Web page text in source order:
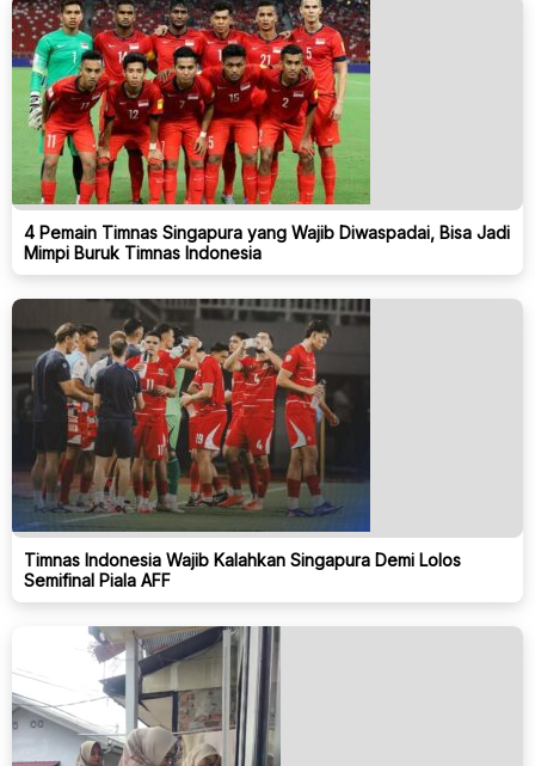
4 Pemain Timnas Singapura yang Wajib Diwaspadai, Bisa Jadi
Mimpi Buruk Timnas Indonesia
Timnas Indonesia Wajib Kalahkan Singapura Demi Lolos
Semifinal Piala AFF